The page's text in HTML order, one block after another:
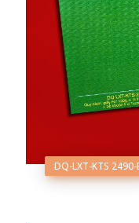
DQ-LXT-KTS 2490-